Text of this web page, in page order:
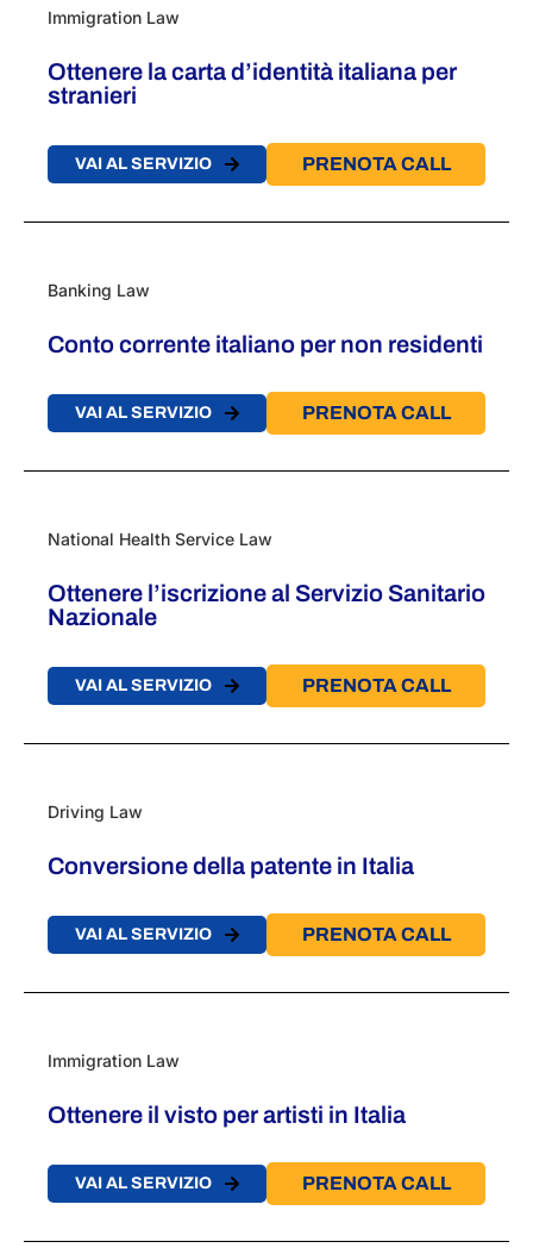
Immigration Law
Ottenere la carta d’identità italiana per
stranieri
VAI AL SERVIZIO PRENOTA CALL
Banking Law
Conto corrente italiano per non residenti
VAI AL SERVIZIO PRENOTA CALL
National Health Service Law
Ottenere l’iscrizione al Servizio Sanitario
Nazionale
VAI AL SERVIZIO PRENOTA CALL
Driving Law
Conversione della patente in Italia
VAI AL SERVIZIO PRENOTA CALL
Immigration Law
Ottenere il visto per artisti in Italia​
VAI AL SERVIZIO PRENOTA CALL